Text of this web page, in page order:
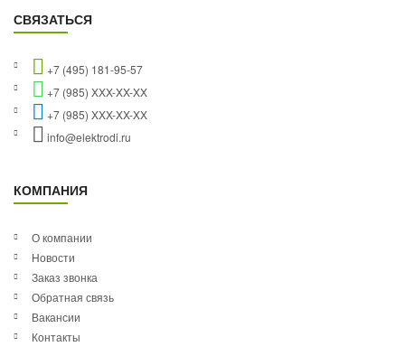
СВЯЗАТЬСЯ
+7 (495) 181-95-57
+7 (985) XXX-XX-XX
+7 (985) XXX-XX-XX
info@elektrodi.ru
КОМПАНИЯ
О компании
Новости
Заказ звонка
Обратная связь
Вакансии
Контакты